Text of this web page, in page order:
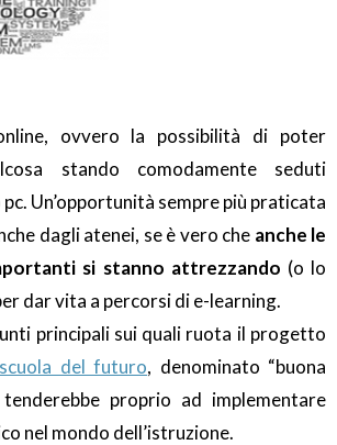
ovvero la possibilità di poter
stando comodamente seduti
Un’opportunità sempre più praticata
dagli atenei, se è vero che anche le
si stanno attrezzando (o lo
dar vita a percorsi di e-learning.
principali sui quali ruota il progetto
del futuro, denominato “buona
proprio ad implementare
nel mondo dell’istruzione.